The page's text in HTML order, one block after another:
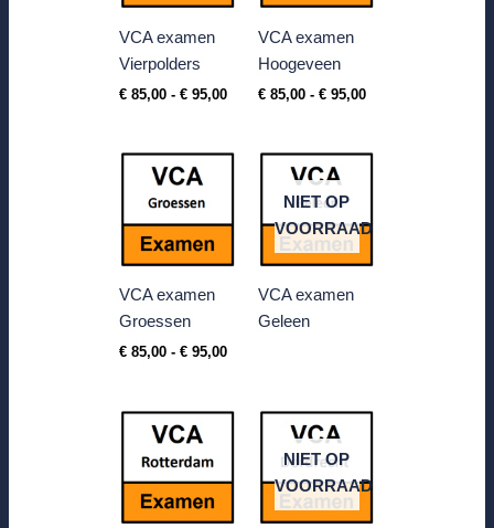
VCA examen
Vierpolders
€85,00 - €95,00
VCA examen
Hoogeveen
€ 85,00 - € 95,00
VCA examen
Groessen
€85,00 - €95,00
Prijsklasse:
NIET OP
VOORRAAD
VCA examen
Geleen
Prijsklasse:
NIET OP
VOORRAAD